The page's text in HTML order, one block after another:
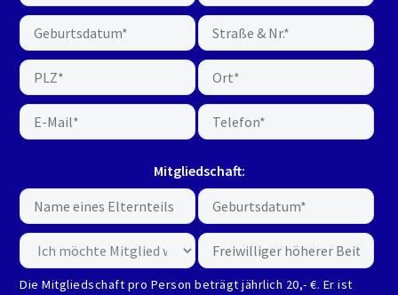
Mitgliedschaft:
Die Mitgliedschaft pro Person beträgt jährlich 20,- €. Er ist